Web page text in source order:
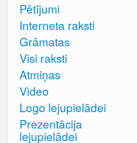
Pētījumi
Interneta raksti
Grāmatas
Visi raksti
Atmiņas
Video
Logo lejupielādei
Prezentācija
lejupielādei